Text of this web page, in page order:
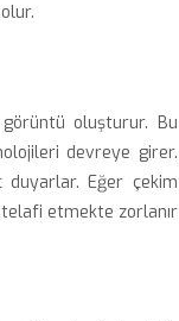
oluşturur. Bu
devreye girer.
Eğer çekim
telafi etmekte zorlanır